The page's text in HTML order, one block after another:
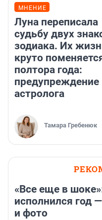
МНЕНИЕ
Луна переписала
судьбу двух
зодиака. Их
круто
полтора года:
предупреждение
астролога
Тамара Гребенюк
«Все еще в
исполнился год
и фото